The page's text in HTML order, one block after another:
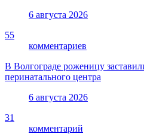
6 августа 2026
55
комментариев
В Волгограде роженицу
перинатального центра
6 августа 2026
31
комментарий